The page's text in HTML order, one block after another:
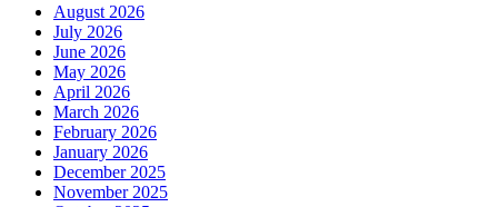
August 2026
July 2026
June 2026
May 2026
April 2026
March 2026
February 2026
January 2026
December 2025
November 2025